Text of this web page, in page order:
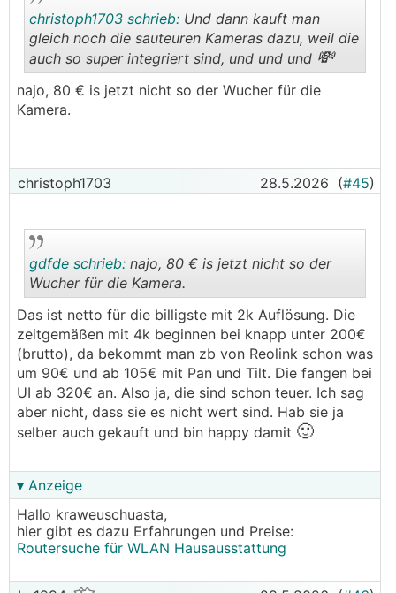
..
christoph1703 schrieb: Und dann kauft man
gleich noch die sauteuren Kameras dazu, weil die
auch so super integriert sind, und und und 💸
najo, 80 € is jetzt nicht so der Wucher für die
Kamera.
christoph1703 28.5.2026 (#45)
..
gdfde schrieb: najo, 80 € is jetzt nicht so der
Wucher für die Kamera.
Das ist netto für die billigste mit 2k Auflösung. Die
zeitgemäßen mit 4k beginnen bei knapp unter 200€
(brutto), da bekommt man zb von Reolink schon was
um 90€ und ab 105€ mit Pan und Tilt. Die fangen bei
UI ab 320€ an. Also ja, die sind schon teuer. Ich sag
aber nicht, dass sie es nicht wert sind. Hab sie ja
selber auch gekauft und bin happy damit 🙂
▾ Anzeige
Hallo kraweuschuasta,
hier gibt es dazu Erfahrungen und Preise:
Routersuche für WLAN Hausausstattung